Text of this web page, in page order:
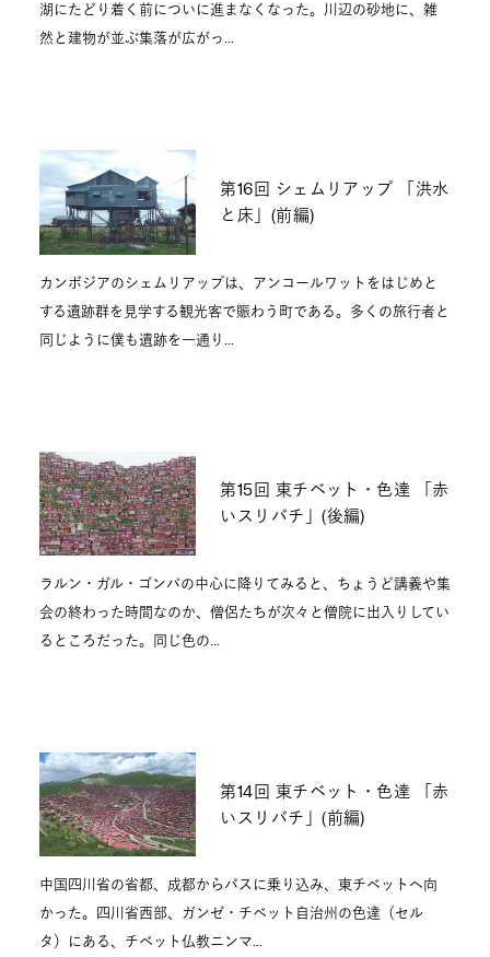
湖にたどり着く前についに進まなくなった。川辺の砂地に、雑
然と建物が並ぶ集落が広がっ…
第16回 シェムリアップ 「洪水
と床」(前編)
カンボジアのシェムリアップは、アンコールワットをはじめと
する遺跡群を見学する観光客で賑わう町である。多くの旅行者と
同じように僕も遺跡を一通り…
第15回 東チベット・色達 「赤
いスリバチ」(後編)
ラルン・ガル・ゴンパの中心に降りてみると、ちょうど講義や集
会の終わった時間なのか、僧侶たちが次々と僧院に出入りしてい
るところだった。同じ色の…
第14回 東チベット・色達 「赤
いスリバチ」(前編)
中国四川省の省都、成都からバスに乗り込み、東チベットへ向
かった。四川省西部、ガンゼ・チベット自治州の色達（セル
タ）にある、チベット仏教ニンマ…